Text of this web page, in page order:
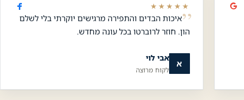
★★★★★
איכות הבדים והתפירה מרגישים יוקרתי בלי לשלם
הון. חוזר לרוברטו בכל עונה מחדש.
א
אבי לוי
לקוח מרוצה